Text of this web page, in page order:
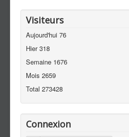
Visiteurs
Aujourd'hui 76
Hier318
Semaine 1676
Mois 2659
Total 273428
Connexion